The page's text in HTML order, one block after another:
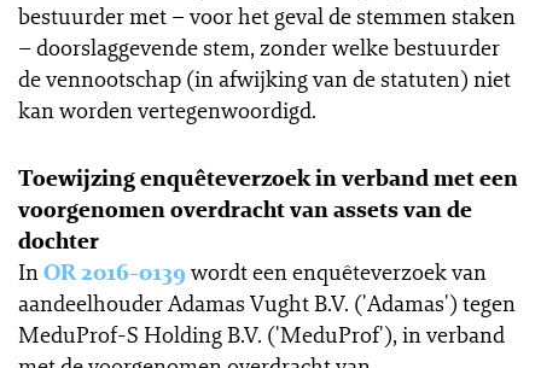
bestuurder met – voor het geval de stemmen staken
– doorslaggevende stem, zonder welke bestuurder
de vennootschap (in afwijking van de statuten) niet
kan worden vertegenwoordigd.
Toewijzing enquêteverzoek in verband met een
voorgenomen overdracht van assets van de
dochter
InOR 2016-0139 wordt een enquêteverzoek van
aandeelhouder Adamas Vught B.V. ('Adamas') tegen
MeduProf-S Holding B.V. ('MeduProf'), in verband